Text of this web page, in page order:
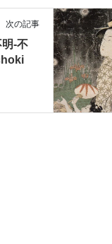
次の記事
-不